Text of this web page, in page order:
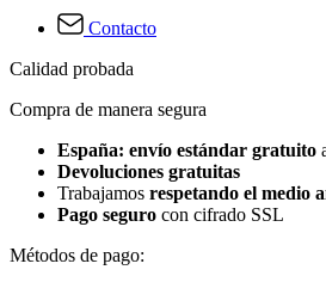
Contacto
Calidad probada
Compra de manera segura
España: envío estándar gratuito
Devoluciones gratuitas
Trabajamos respetando el medio
Pago seguro con cifrado SSL
Métodos de pago: